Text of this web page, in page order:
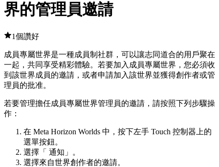
界的管理員邀請
1個讚好
成員專屬世界是一種成員制社群，可以讓志同道合的用戶聚在
一起，共同享受精彩體驗。若要加入成員專屬世界，您必須收
到該世界成員的邀請，或者申請加入該世界並獲得創作者或管
理員的批准。
若要管理擔任成員專屬世界管理員的邀請，請按照下列步驟操
作：
在 Meta Horizon Worlds 中，按下左手 Touch 控制器上的
選單按鈕 。
選擇「 通知 」。
選擇來自世界創作者的邀請。